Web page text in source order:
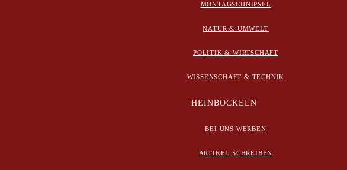
MONTAGSCHNIPSEL
NATUR & UMWELT
POLITIK & WIRTSCHAFT
WISSENSCHAFT & TECHNIK
HEINBOCKELN
BEI UNS WERBEN
ARTIKEL SCHREIBEN